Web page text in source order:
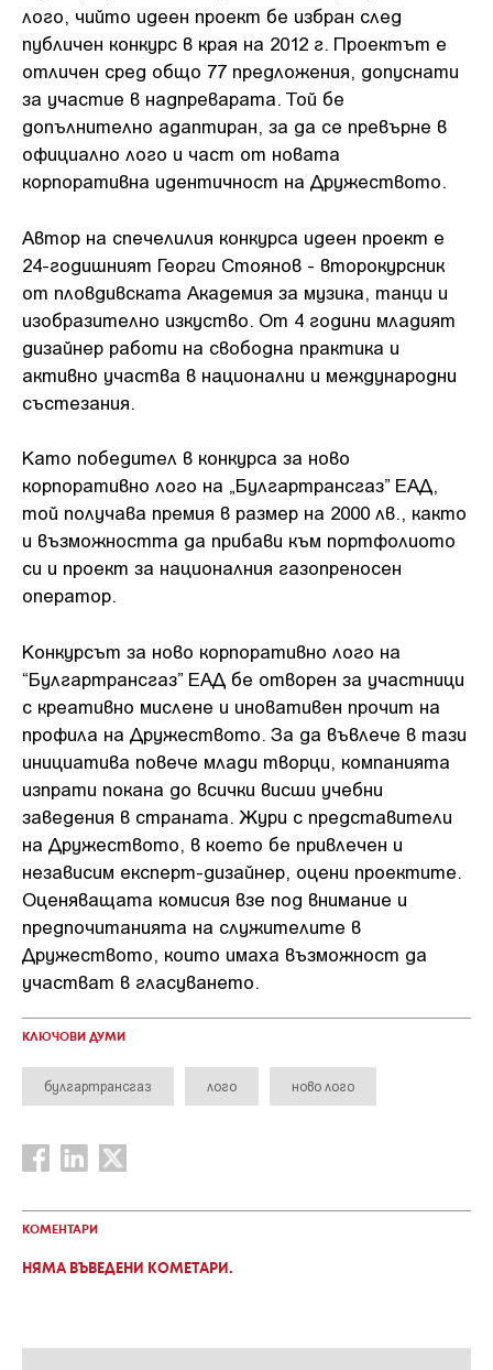
лого, чийто идеен проект бе избран след
публичен конкурс в края на 2012 г. Проектът е
отличен сред общо 77 предложения, допуснати
за участие в надпреварата. Той бе
допълнително адаптиран, за да се превърне в
официално лого и част от новата
корпоративна идентичност на Дружеството.
Автор на спечелилия конкурса идеен проект е
24-годишният Георги Стоянов - второкурсник
от пловдивската Академия за музика, танци и
изобразително изкуство. От 4 години младият
дизайнер работи на свободна практика и
активно участва в национални и международни
състезания.
Като победител в конкурса за ново
корпоративно лого на „Булгартрансгаз” ЕАД,
той получава премия в размер на 2000 лв., както
и възможността да прибави към портфолиото
си и проект за националния газопреносен
оператор.
Конкурсът за ново корпоративно лого на
“Булгартрансгаз” ЕАД бе отворен за участници
с креативно мислене и иновативен прочит на
профила на Дружеството. За да въвлече в тази
инициатива повече млади творци, компанията
изпрати покана до всички висши учебни
заведения в страната. Жури с представители
на Дружеството, в което бе привлечен и
независим експерт-дизайнер, оцени проектите.
Оценяващата комисия взе под внимание и
предпочитанията на служителите в
Дружеството, които имаха възможност да
участват в гласуването.
КЛЮЧОВИ ДУМИ
булгартрансгаз лого ново лого
КОМЕНТАРИ
НЯМА ВЪВЕДЕНИ КОМЕТАРИ.